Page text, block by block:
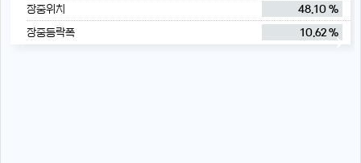
장중위치
48.10 %
장중등락폭
10.62 %